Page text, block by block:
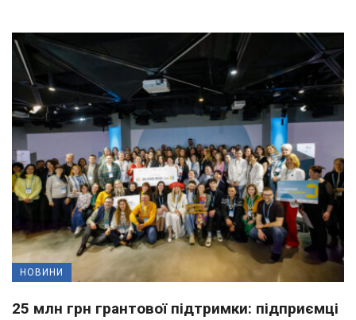
НОВИНИ
25 млн грн грантової підтримки: підприємці